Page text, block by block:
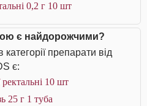
0,2 г 10 шт
є найдорожчими?
препарати від
є:
10 шт
25 г 1 туба